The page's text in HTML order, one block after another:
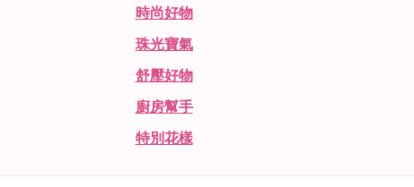
時尚好物
珠光寶氣
舒壓好物
廚房幫手
特別花樣